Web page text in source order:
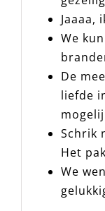
Jaaaa,
We
De
liefde
Schrik
Het
We